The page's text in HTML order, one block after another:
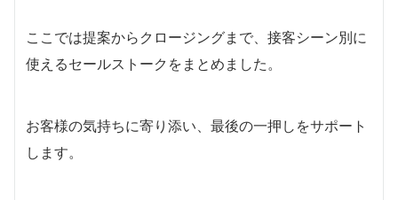
ここでは提案からクロージングまで、接客シーン別に
使えるセールストークをまとめました。
お客様の気持ちに寄り添い、最後の一押しをサポート
します。